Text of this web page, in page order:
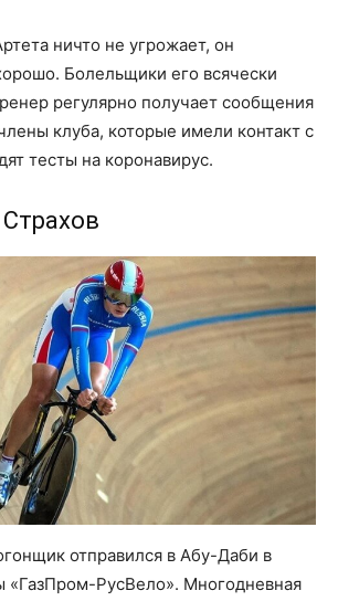
ничто не угрожает, он
Болельщики его всячески
регулярно получает сообщения
клуба, которые имели контакт с
тесты на коронавирус.
отправился в Абу-Даби в
«ГазПром-РусВело». Многодневная